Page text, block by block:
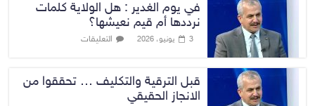
في يوم الغدير : هل الولاية كلمات
نرددها أم قيم نعيشها؟
3 يونيو، 2026 التعليقات
قبل الترقية والتكليف … تحققوا من
الانجاز الحقيقي